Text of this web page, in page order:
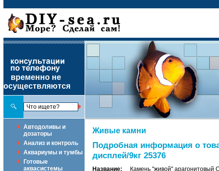
временно не
осуществляются
Автодоливы и
дозаторы
Анализ и контроль
Аквариумы и тумбы
Готовые
аквасистемы
Живые камни
Подробная информация о
дисплей/9кг 25376
Название:
Камень "живой" арагонитовый